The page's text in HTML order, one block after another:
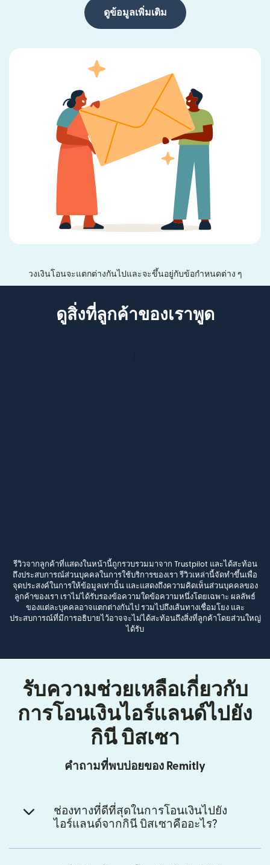
ดูข้อมูลเพิ่มเติม
วงเงินโอนจะแตกต่างกันไปและจะขึ้นอยู่กับข้อกำหนดต่าง ๆ
ดูสิ่งที่ลูกค้าของเราพูด
รีวิวจากลูกค้าที่แสดงในหน้านี้ถูกรวบรวมมาจาก Trustpilot และได้สะท้อน
ถึงประสบการณ์ส่วนบุคคลในการใช้บริการของเรา รีวิวเหล่านี้จัดทำขึ้นเพื่อ
จุดประสงค์ในการให้ข้อมูลเท่านั้น และแสดงถึงความคิดเห็นส่วนบุคคลของ
ลูกค้าของเรา เราไม่ได้รับรองข้อความใดข้อความหนึ่งโดยเฉพาะ ผลลัพธ์
ของแต่ละบุคคลอาจแตกต่างกันไป รวมไปถึงเส้นทางเชื่อมโยง และ
ประสบการณ์ที่มีการอธิบายไว้อาจจะไม่ได้สะท้อนถึงสิ่งที่ลูกค้าโดยส่วนใหญ่
ได้รับ
รับความช่วยเหลือเกี่ยวกับ
การโอนเงินไอร์แลนด์ไปยัง
กินี บิสเซา
คำถามที่พบบ่อยของ Remitly
ช่องทางที่ดีที่สุดในการโอนเงินไปยัง
ไอร์แลนด์จากกินี บิสเซาคืออะไร?